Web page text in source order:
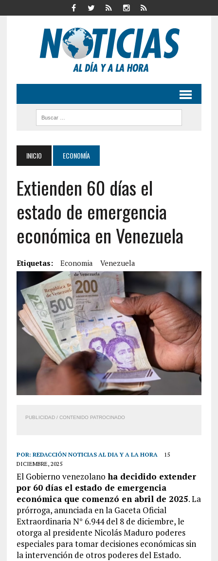
INICIO ECONOMÍA
Extienden 60 días el
estado de emergencia
económica en Venezuela
Etiquetas: Economia Venezuela
PUBLICIDAD / CONTENIDO PATROCINADO
POR: REDACCIÓN NOTICIAS AL DIA Y A LA HORA
15
DICIEMBRE, 2025
El Gobierno venezolano ha decidido extender
por 60 días el estado de emergencia
económica que comenzó en abril de 2025. La
prórroga, anunciada en la Gaceta Oficial
Extraordinaria N° 6.944 del 8 de diciembre, le
otorga al presidente Nicolás Maduro poderes
especiales para tomar decisiones económicas sin
la intervención de otros poderes del Estado.